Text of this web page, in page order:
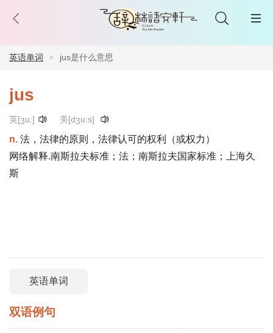
英语单词 jus是什么意思
jus
英[ʒu:] 美[dʒu:s]
n. 法，法律的原则，法律认可的权利（或权力）
网络解释.南斯拉夫标准；法；南斯拉夫国家标准；上海久
斯
英语单词
双语例句